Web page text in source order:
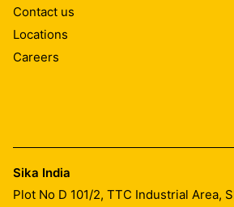
Contact us
Locations
Careers
Sika India
Plot No D 101/2, TTC Industrial Area,